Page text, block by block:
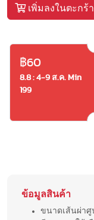
เพิ่มลงในตะกร้
฿60
8.8 : 4-9 ส.ค. Min
199
ข้อมูลสินค้า
ขนาดเส้นผ่าศู